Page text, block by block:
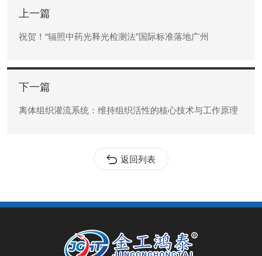
上一篇
祝贺！“辐照中药光释光检测法”国际标准落地广州
下一篇
离体组织灌流系统：维持组织活性的核心技术与工作原理
返回列表